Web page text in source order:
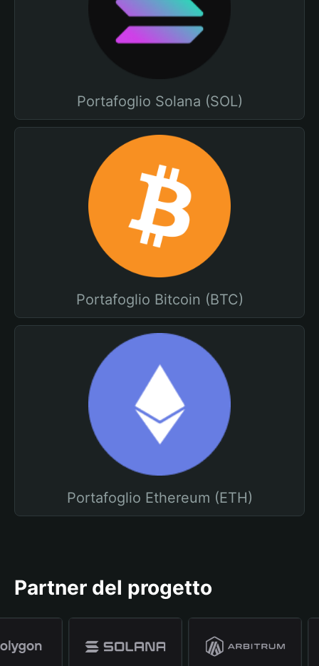
Portafoglio Solana (SOL)
Portafoglio Bitcoin (BTC)
Portafoglio Ethereum (ETH)
Partner del progetto